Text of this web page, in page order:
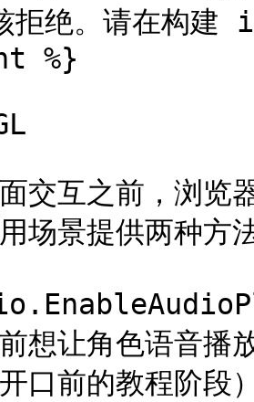
绝。请在构建
%}
交互之前，浏览
场景提供两种方
想让角色语音播
口前的教程阶段